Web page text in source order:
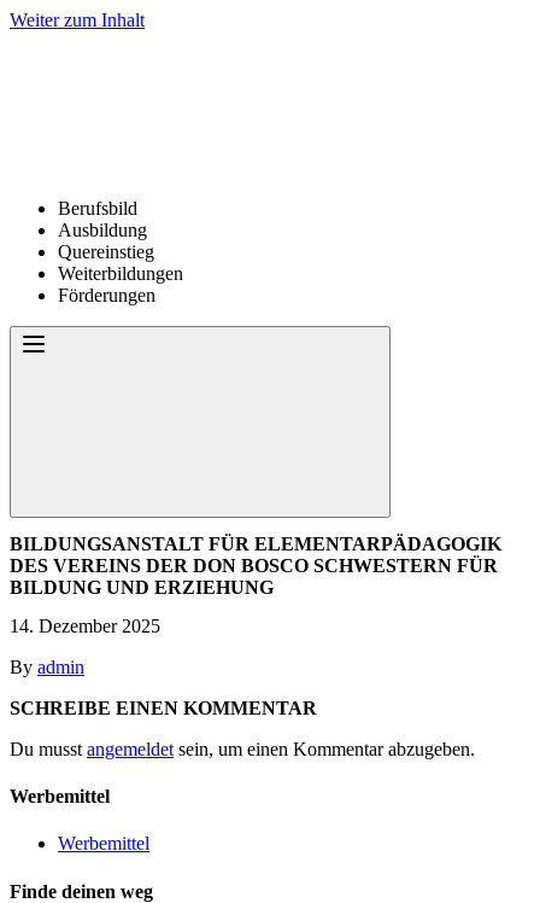
Weiter zum Inhalt
Berufsbild
Ausbildung
Quereinstieg
Weiterbildungen
Förderungen
BILDUNGSANSTALT FÜR ELEMENTARPÄDAGOGIK
DES VEREINS DER DON BOSCO SCHWESTERN FÜR
BILDUNG UND ERZIEHUNG
14. Dezember 2025
By admin
SCHREIBE EINEN KOMMENTAR
Du musst angemeldet sein, um einen Kommentar abzugeben.
Werbemittel
Werbemittel
Finde deinen weg